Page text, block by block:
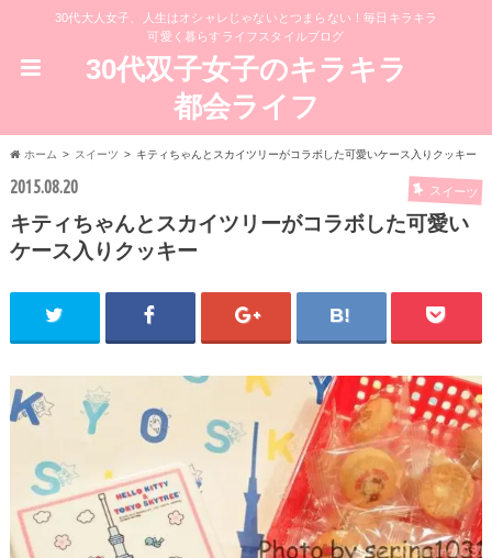
30代大人女子、人生はオシャレじゃないとつまらない！毎日キラキラ
可愛く暮らすライフスタイルブログ
30代双子女子のキラキラ
都会ライフ
ホーム スイーツ キティちゃんとスカイツリーがコラボした可愛いケース入りクッキー
2015.08.20 スイーツ
キティちゃんとスカイツリーがコラボした可愛い
ケース入りクッキー